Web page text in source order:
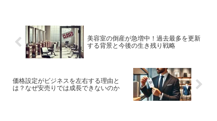
美容室の倒産が急増中！過去最多を更新
する背景と今後の生き残り戦略
価格設定がビジネスを左右する理由と
は？なぜ安売りでは成長できないのか